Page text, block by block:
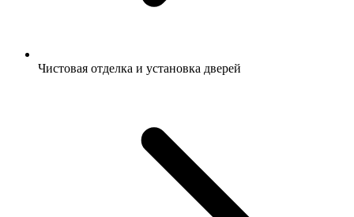
Чистовая отделка и установка дверей